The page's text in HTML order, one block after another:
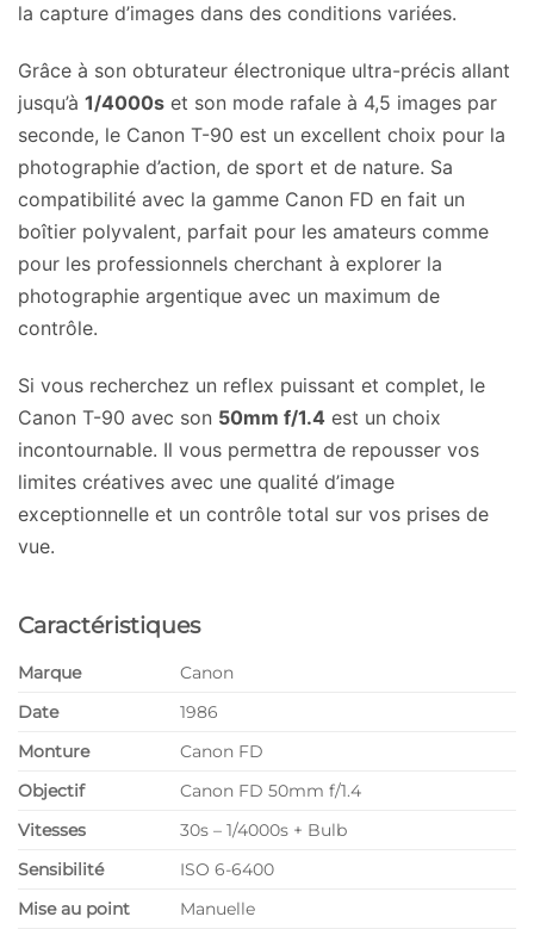
la capture d’images dans des conditions variées.
Grâce à son obturateur électronique ultra-précis allant
jusqu’à 1/4000s et son mode rafale à 4,5 images par
seconde, le Canon T-90 est un excellent choix pour la
photographie d’action, de sport et de nature. Sa
compatibilité avec la gamme Canon FD en fait un
boîtier polyvalent, parfait pour les amateurs comme
pour les professionnels cherchant à explorer la
photographie argentique avec un maximum de
contrôle.
Si vous recherchez un reflex puissant et complet, le
Canon T-90 avec son 50mm f/1.4 est un choix
incontournable. Il vous permettra de repousser vos
limites créatives avec une qualité d’image
exceptionnelle et un contrôle total sur vos prises de
vue.
Caractéristiques
Marque
Canon
Date
1986
Monture
Canon FD
Objectif
Canon FD 50mm f/1.4
Vitesses
30s – 1/4000s + Bulb
Sensibilité
ISO 6-6400
Mise au point
Manuelle